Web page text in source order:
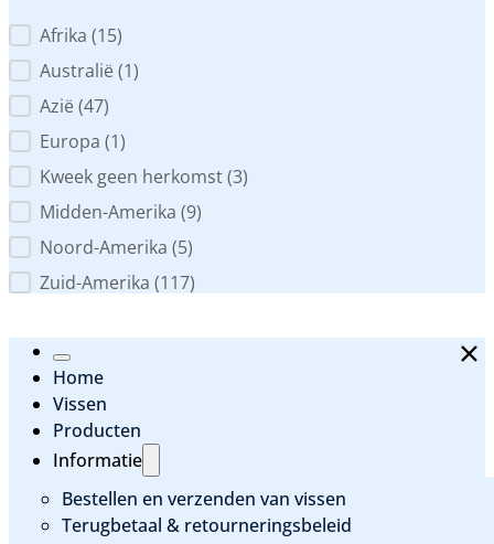
Werelddeel
Afrika (15)
Australië (1)
Azië (47)
Europa (1)
Kweek geen herkomst(3)
Midden-Amerika (9)
Noord-Amerika (5)
Zuid-Amerika (117)
Home
Vissen
Producten
Informatie
Bestellen en verzenden van vissen
Terugbetaal & retourneringsbeleid